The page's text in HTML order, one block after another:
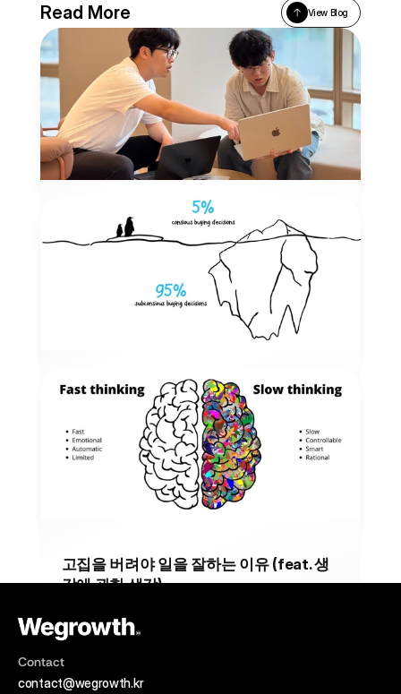
Read More View Blog
위그로스에서 배운 스스로 성장하는 마케
터의 조건
위그로스 입사 후 매일이 성장의 연속이었던 지난 3개월을 돌
아보며, 진정한 그로스 마케터의 본질에 다가가는 과정에 대
해 회고하고자 합니다.
2025년 11월 21일
구매 결정의 95% 원인? 와이즐리 사례로
본 러셀 브런슨의 설득모델
소비자들의 구매 의사결정은 95% 이상이 무의식적인 영역
에서 발생한다는 사실이 밝혀졌습니다. 이미 뇌에서 의사결
정이 완료된 후 합리화한다는 의미입니다.
2025년 11월 18일
고집을 버려야 일을 잘하는 이유 (feat. 생
각에 관한 생각)
매 순간 내가 틀릴 수 있음을 인정하는 자세가 필요합니다.
Contact
contact@wegrowth.kr